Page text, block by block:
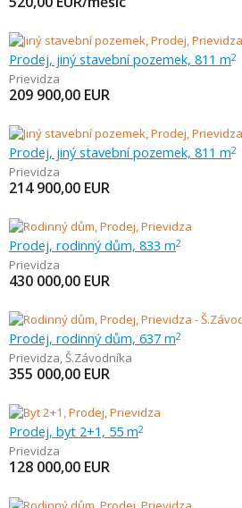
Prodej, jiný stavební pozemek, 811 m2
Prievidza
209 900,00 EUR
Prodej, jiný stavební pozemek, 811 m2
Prievidza
214 900,00 EUR
Prodej, rodinný dům, 833 m2
Prievidza
430 000,00 EUR
Prodej, rodinný dům, 637 m2
Prievidza,Š.Závodníka
355 000,00 EUR
Prodej, byt 2+1, 55 m2
Prievidza
128 000,00 EUR